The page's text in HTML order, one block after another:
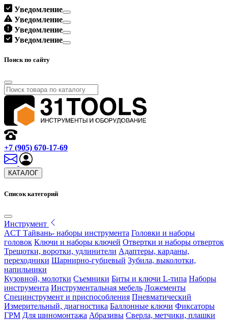
Уведомление
Уведомление
Уведомление
Уведомление
Поиск по сайту
+7 (905) 670-17-69
КАТАЛОГ
Список категорий
Инструмент
ACT Тайвань- наборы инструмента Головки и наборы
головок Ключи и наборы ключей Отвертки и наборы отверток
Трещотки, воротки, удлинители Адаптеры, карданы,
переходники Шарнирно-губцевый Зубила, выколотки,
напильники
Кузовной, молотки Съемники Биты и ключи L-типа Наборы
инструмента Инструментальная мебель Ложементы
Специнструмент и приспособления Пневматический
Измерительный, диагностика Баллонные ключи Фиксаторы
ГРМ Для шиномонтажа Абразивы Сверла, метчики, плашки